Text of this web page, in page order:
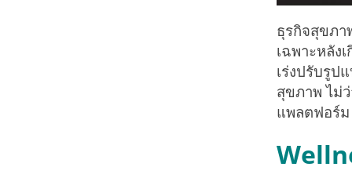
ธุรกิจสุขภา
เฉพาะหลัง
เร่งปรับรูป
สุขภาพ ไม่
แพลตฟอร์